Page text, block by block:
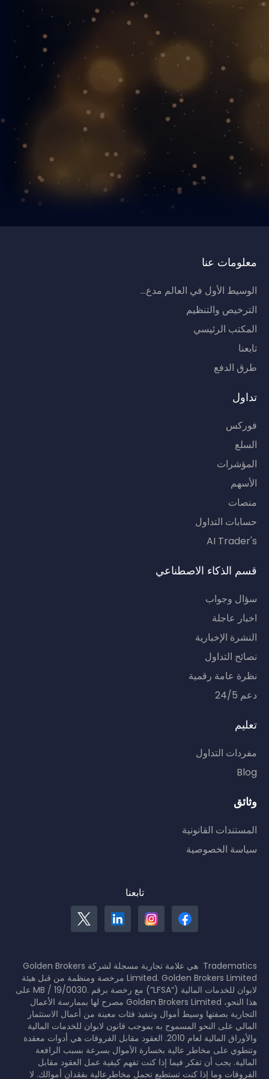
معلومات عنا
الوسيط الأول في العالم مدع...
الترخيص والتنظيم
المكتب الرئيسي
تابعنا
طرق الدفع
تداول
فوركس
السلع
المؤشرات
الأسهم
منصات
حسابات التداول
AI Trader's
قسم الذكاء الاصطناعي
سؤال وجواب
اخبار عاجلة
النشرة الإخبارية
نصائح التداول
نظرة عامة رقمية
دعم 24/5
تعليم
مفردات التداول
Blog
وثائق
المستندات القانونية
سياسة الخصوصية
تابعنا
Tradematics هي علامة تجارية مسجلة لشركة Golden Brokers
Limited. Golden Brokers Limited مرخصة ومنظمة من قبل هيئة
لابوان للخدمات المالية (“LFSA”) مع رخصة برقم .MB / 19/0030 على
هذا النحو، Golden Brokers Limited مصرح لها بممارسة الأعمال
التجارية بصفتها وسيط أموال وتنفيذ فئات معينة من أعمال الاستثمار
المالي على النحو المسموح به بموجب قانون لابوان للخدمات المالية
والأوراق المالية لعام 2010. العقود مقابل الفروقات هي أدوات معقدة
وتنطوي على مخاطر عالية بخسارة الأموال بسرعة بسبب الرافعة
المالية. يجب أن تفكر فيما إذا كنت تفهم كيفية عمل العقود مقابل
الفروقات وما إذا كنت تستطيع تحمل مخاطرعالية بفقدان أموالك. لا